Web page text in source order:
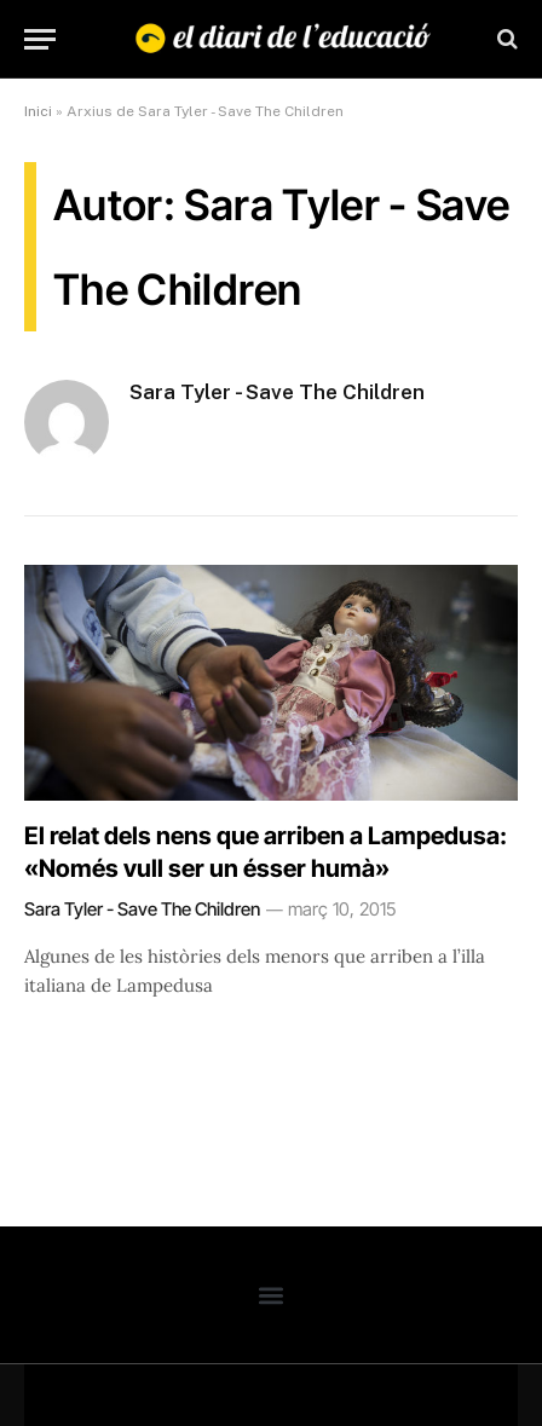
Inici » Arxius de Sara Tyler - Save The Children
Autor: Sara Tyler - Save
The Children
Sara Tyler - Save The Children
El relat dels nens que arriben a Lampedusa:
«Només vull ser un ésser humà»
Sara Tyler - Save The Children març 10, 2015
Algunes de les històries dels menors que arriben a l’illa
italiana de Lampedusa